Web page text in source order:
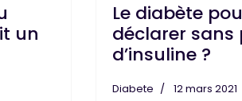
un
Le diabète
déclarer sans
d’insuline ?
Diabete
12 mars 2021